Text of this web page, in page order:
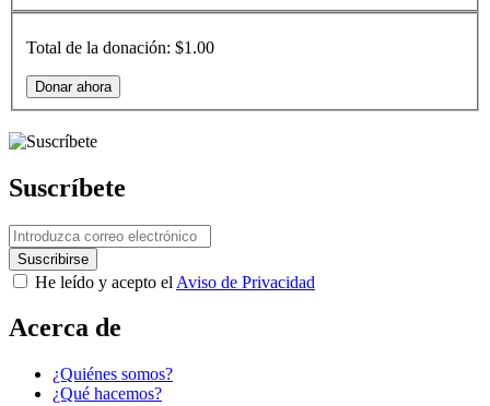
Total de la donación: $1.00
Suscríbete
He leído y acepto el Aviso de Privacidad
Acerca de
¿Quiénes somos?
¿Qué hacemos?